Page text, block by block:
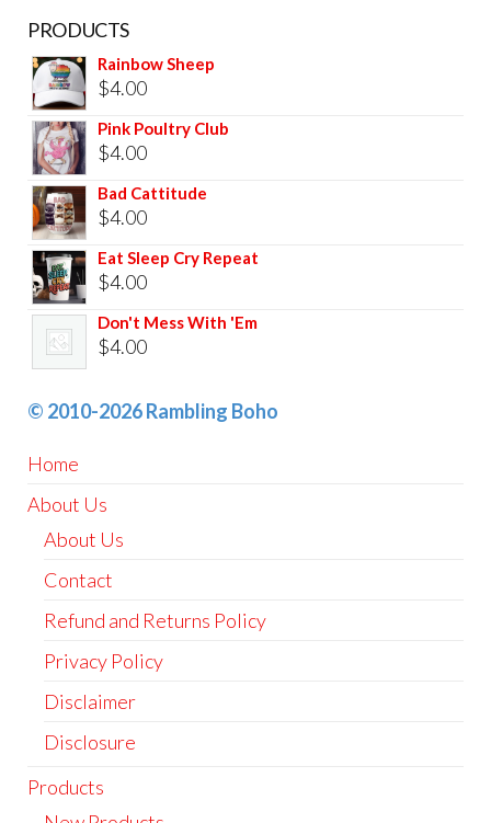
PRODUCTS
Rainbow Sheep
$4.00
Pink Poultry Club
$4.00
Bad Cattitude
$4.00
Eat Sleep Cry Repeat
$4.00
Don't Mess With 'Em
$4.00
© 2010-2026 Rambling Boho
Home
About Us
About Us
Contact
Refund and Returns Policy
Privacy Policy
Disclaimer
Disclosure
Products